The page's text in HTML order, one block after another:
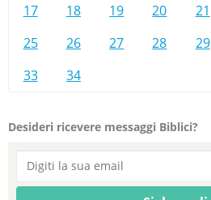
17
18 19 20 21
25
26 27 28 29
33
34
Desideri ricevere messaggi Biblici?